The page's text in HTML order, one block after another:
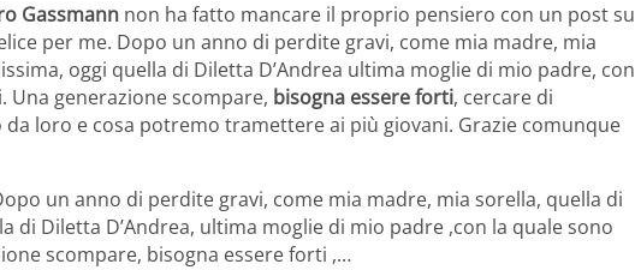
Gassmann non ha fatto mancare il proprio pensiero con un post su
per me. Dopo un anno di perdite gravi, come mia madre, mia
oggi quella di Diletta D’Andrea ultima moglie di mio padre, con
generazione scompare, bisogna essere forti, cercare di
loro e cosa potremo tramettere ai più giovani. Grazie comunque
un anno di perdite gravi, come mia madre, mia sorella, quella di
di Diletta D’Andrea, ultima moglie di mio padre ,con la quale sono
scompare, bisogna essere forti ,…